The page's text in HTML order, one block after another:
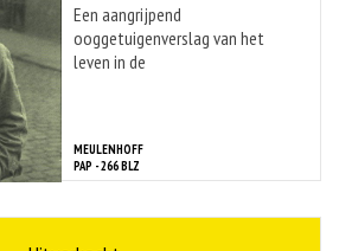
MEULENHOFF
PAP - 266 BLZ
Een aangrijpend
ooggetuigenverslag van het
leven in de